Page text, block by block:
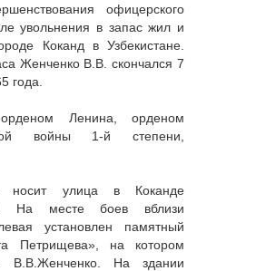
офицерского
увольнения в запас жил и
Коканд в Узбекистане.
Женченко В.В. скончался 7
года.
Ленина, орденом
войны 1-й степени,
носит улица в Коканде
На месте боев вблизи
установлен памятный
Петрищева», на котором
В.В.Женченко. На здании